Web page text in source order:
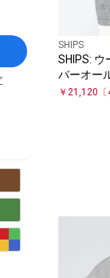
SHIPS
SHIPS: ウ
バーオー
￥ 21,120 〔
ールド